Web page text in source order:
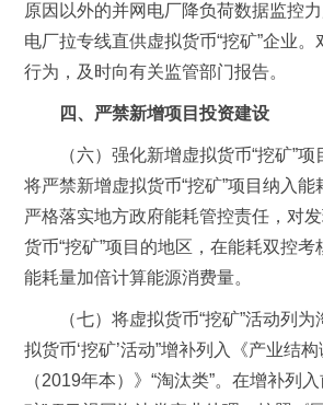
原因以外的并网电厂降负荷数据监控
电厂拉专线直供虚拟货币“挖矿”企业
行为，及时向有关监管部门报告。
四、严禁新增项目投资建设
（六）强化新增虚拟货币“挖矿”项
将严禁新增虚拟货币“挖矿”项目纳入能
严格落实地方政府能耗管控责任，对
货币“挖矿”项目的地区，在能耗双控考
能耗量加倍计算能源消费量。
（七）将虚拟货币“挖矿”活动列
拟货币‘挖矿’活动”增补列入《产业结
（2019年本）》“淘汰类”。在增补列